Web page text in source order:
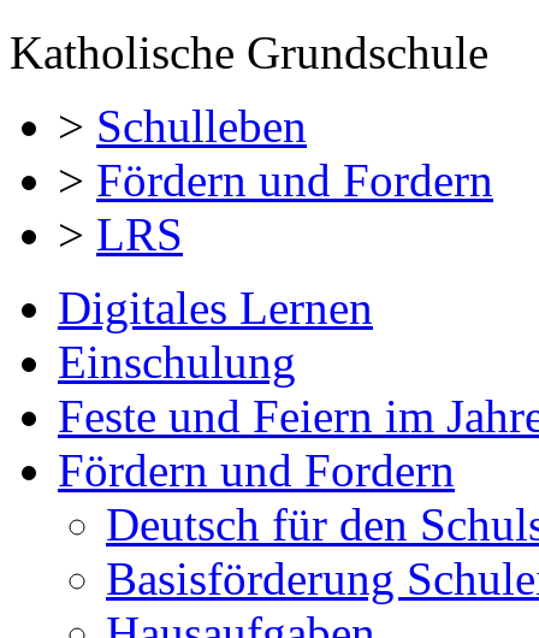
Katholische Grundschule
> Schulleben
> Fördern und Fordern
> LRS
Digitales Lernen
Einschulung
Feste und Feiern im
Fördern und Fordern
Deutsch für den
Basisförderung